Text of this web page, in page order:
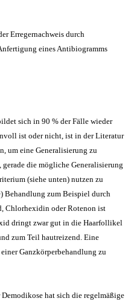
Erregernachweis durch
eines Antibiogramms
sich in 90 % der Fälle wieder
ist oder nicht, ist in der Literatur
um eine Generalisierung zu
die mögliche Generalisierung
(siehe unten) nutzen zu
Behandlung zum Beispiel durch
Chlorhexidin oder Rotenon ist
dringt zwar gut in die Haarfollikel
zum Teil hautreizend. Eine
Ganzkörperbehandlung zu
hat sich die regelmäßige